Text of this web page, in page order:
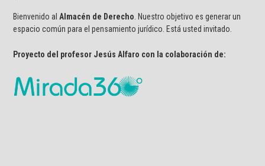
Bienvenido al Almacén de Derecho . Nuestro objetivo es generar un
espacio común para el pensamiento jurídico. Está usted invitado.
Proyecto del profesor Jesús Alfaro con la colaboración de: